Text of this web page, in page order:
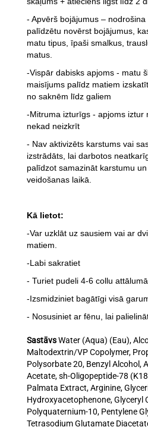
- Apvērš bojājumus –
palīdzētu novērst bojājumus,
matu tipus, īpaši smalkus,
matus.
-Vispār dabisks apjoms - matu
maisījums palīdz matiem
no saknēm līdz galiem
-Mitruma izturīgs - apjoms iztur
nekad neizkrīt
- Nav aktivizēts karstums vai
izstrādāts, lai darbotos
palīdzot samazināt karstumu
veidošanas laikā.
Kā lietot:
-Var uzklāt uz sausiem vai ar
matiem.
-Labi sakratiet
- Turiet pudeli 4-6 collu
-Izsmidziniet bagātīgi visā
- Nosusiniet ar fēnu, lai
SastāvsWater (Aqua) (Eau),
Maltodextrin/VP Copolymer,
Polysorbate 20, Benzyl Alcohol,
Acetate, sh-Oligopeptide-78
Palmata Extract, Arginine,
Hydroxyacetophenone, Glyceryl
Polyquaternium-10, Pentylene
Tetrasodium Glutamate